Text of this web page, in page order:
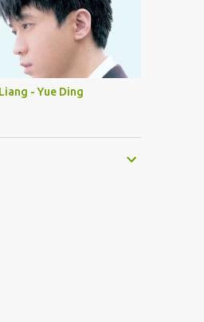
- Yue Ding